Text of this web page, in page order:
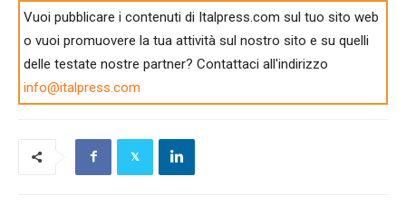
Vuoi pubblicare i contenuti di Italpress.com sul tuo sito web
o vuoi promuovere la tua attività sul nostro sito e su quelli
delle testate nostre partner? Contattaci all'indirizzo
info@italpress.com